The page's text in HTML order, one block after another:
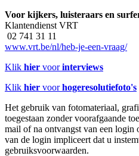
Voor kijkers, luisteraars en
Klantendienst VRT
02 741 31 11
www.vrt.be/nl/heb-je-een-vraag/
Klik hier voorinterviews
Klik hier voorhogeresolutiefoto's
Het gebruik van fotomateriaal,
toegestaan zonder voorafgaande
mail of na ontvangst van een login
van de login impliceert dat u
gebruiksvoorwaarden.